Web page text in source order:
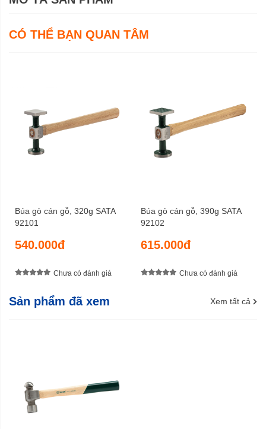
CÓ THỂ BẠN QUAN TÂM
Búa gò cán gỗ, 320g SATA
92101
540.000đ
Chưa có đánh giá
Búa gò cán gỗ, 390g SATA
92102
615.000đ
Chưa có đánh giá
Sản phẩm đã xem Xem tất cả